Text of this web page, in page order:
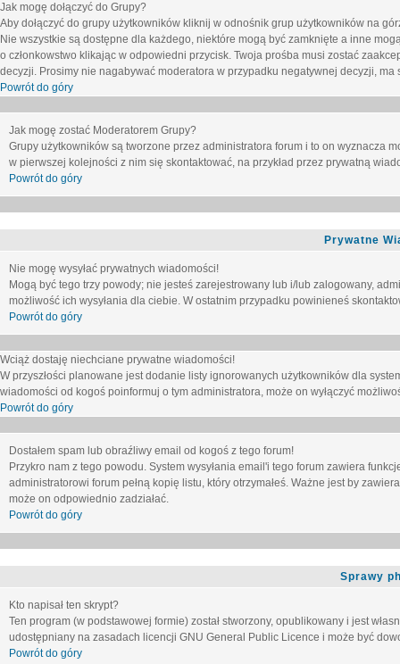
Jak mogę dołączyć do Grupy?
Aby dołączyć do grupy użytkowników kliknij w odnośnik grup użytkowników na
Nie wszystkie są dostępne dla każdego, niektóre mogą być zamknięte a inne
o członkowstwo klikając w odpowiedni przycisk. Twoja prośba musi zostać
decyzji. Prosimy nie nagabywać moderatora w przypadku negatywnej decyzji, ma
Powrót do góry
Jak mogę zostać Moderatorem Grupy?
Grupy użytkowników są tworzone przez administratora forum i to on wyznacza
w pierwszej kolejności z nim się skontaktować, na przykład przez prywatną
Powrót do góry
Prywatne
Nie mogę wysyłać prywatnych wiadomości!
Mogą być tego trzy powody; nie jesteś zarejestrowany lub i/lub zalogowany,
możliwość ich wysyłania dla ciebie. W ostatnim przypadku powinieneś
Powrót do góry
Wciąż dostaję niechciane prywatne wiadomości!
W przyszłości planowane jest dodanie listy ignorowanych użytkowników dla
wiadomości od kogoś poinformuj o tym administratora, może on wyłączyć
Powrót do góry
Dostałem spam lub obraźliwy email od kogoś z tego forum!
Przykro nam z tego powodu. System wysyłania email'i tego forum zawiera
administratorowi forum pełną kopię listu, który otrzymałeś. Ważne jest by
może on odpowiednio zadziałać.
Powrót do góry
Sprawy
Kto napisał ten skrypt?
Ten program (w podstawowej formie) został stworzony, opublikowany i jest
udostępniany na zasadach licencji GNU General Public Licence i może być
Powrót do góry